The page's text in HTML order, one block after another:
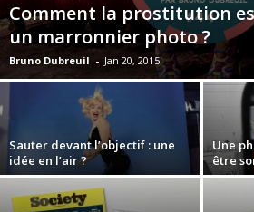
Comment la prostitution
un marronnier photo ?
Bruno Dubreuil - Jan 20, 2015
Sauter devant l’objectif : une
idée en l’air ?
Une
être